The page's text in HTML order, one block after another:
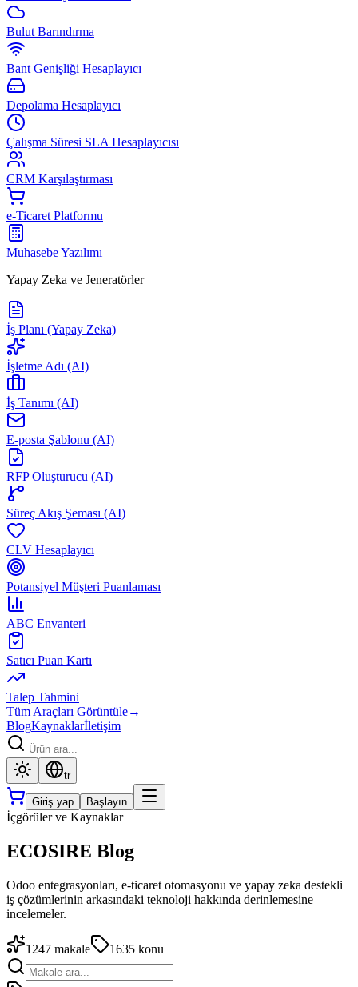
Bulut Barındırma
Bant Genişliği Hesaplayıcı
Depolama Hesaplayıcı
Çalışma Süresi SLA Hesaplayıcısı
CRM Karşılaştırması
e-Ticaret Platformu
Muhasebe Yazılımı
Yapay Zeka ve Jeneratörler
İş Planı (Yapay Zeka)
İşletme Adı (AI)
İş Tanımı (AI)
E-posta Şablonu (AI)
RFP Oluşturucu (AI)
Süreç Akış Şeması (AI)
CLV Hesaplayıcı
Potansiyel Müşteri Puanlaması
ABC Envanteri
Satıcı Puan Kartı
Talep Tahmini
Tüm Araçları Görüntüle→
BlogKaynaklarİletişim
tr
Giriş yap Başlayın
İçgörüler ve Kaynaklar
ECOSIRE Blog
Odoo entegrasyonları, e-ticaret otomasyonu ve yapay zeka destekli
iş çözümlerinin arkasındaki teknoloji hakkında derinlemesine
incelemeler.
1247 makale 1635 konu